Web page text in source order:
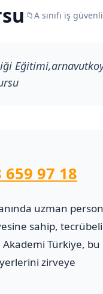
📁A sınıfı iş
659 97 18
uzman
sahip,
Akademi Türkiye, bu
zirveye